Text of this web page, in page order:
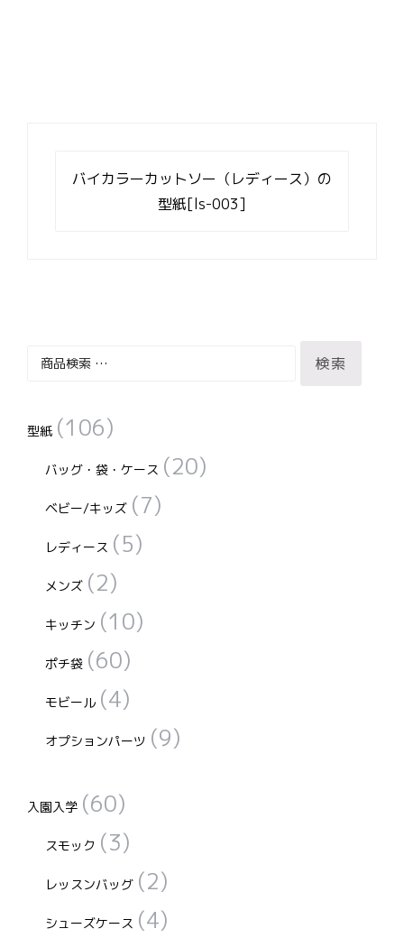
バイカラーカットソー（レディース）の
型紙[ls-003]
象:
検索
型紙 (106)
バッグ・袋・ケース (20)
ベビー/キッズ (7)
レディース (5)
メンズ (2)
キッチン (10)
ポチ袋 (60)
モビール (4)
オプションパーツ (9)
入園入学 (60)
スモック (3)
レッスンバッグ (2)
シューズケース (4)